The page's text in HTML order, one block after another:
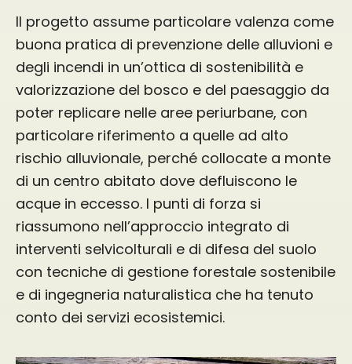
Il progetto assume particolare valenza come
buona pratica di prevenzione delle alluvioni e
degli incendi in un’ottica di sostenibilità e
valorizzazione del bosco e del paesaggio da
poter replicare nelle aree periurbane, con
particolare riferimento a quelle ad alto
rischio alluvionale, perché collocate a monte
di un centro abitato dove defluiscono le
acque in eccesso. I punti di forza si
riassumono nell’approccio integrato di
interventi selvicolturali e di difesa del suolo
con tecniche di gestione forestale sostenibile
e di ingegneria naturalistica che ha tenuto
conto dei servizi ecosistemici.